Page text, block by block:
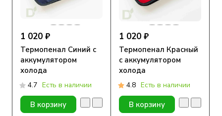
1 020 ₽
Термопенал Синий с
аккумулятором
холода
4.7 Есть в наличии
В корзину
1 020 ₽
Термопенал Красный
с аккумулятором
холода
4.8 Есть в наличии
В корзину